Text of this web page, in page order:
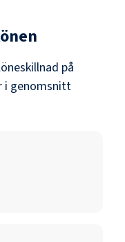
på
i genomsnitt